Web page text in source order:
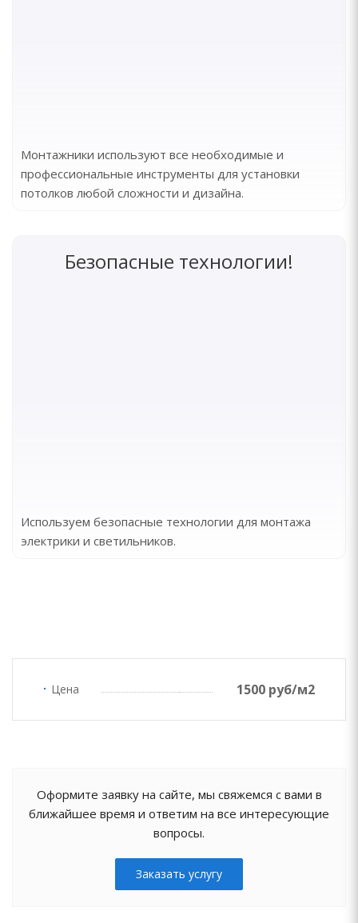
Монтажники используют все необходимые и
профессиональные инструменты для установки
потолков любой сложности и дизайна.
Безопасные технологии!
Используем безопасные технологии для монтажа
электрики и светильников.
Цена 1500 руб/м2
Оформите заявку на сайте, мы свяжемся с вами в
ближайшее время и ответим на все интересующие
вопросы.
Заказать услугу